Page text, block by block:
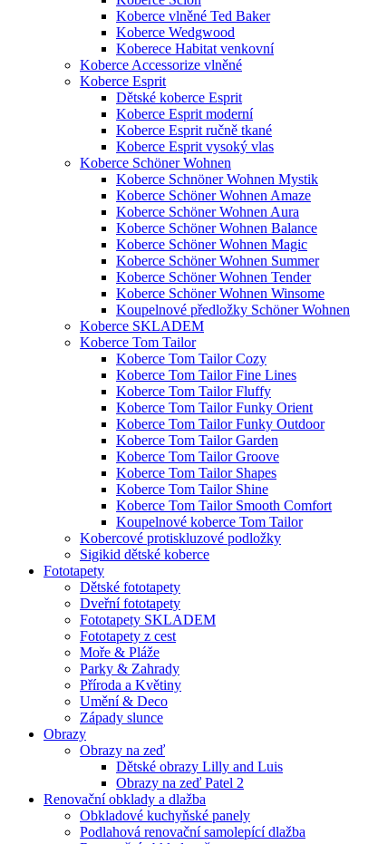
Koberce vlněné Ted Baker
Koberce Wedgwood
Koberece Habitat venkovní
Koberce Accessorize vlněné
Koberce Esprit
Dětské koberce Esprit
Koberce Esprit moderní
Koberce Esprit ručně tkané
Koberce Esprit vysoký vlas
Koberce Schöner Wohnen
Koberce Schnöner Wohnen Mystik
Koberce Schöner Wohnen Amaze
Koberce Schöner Wohnen Aura
Koberce Schöner Wohnen Balance
Koberce Schöner Wohnen Magic
Koberce Schöner Wohnen Summer
Koberce Schöner Wohnen Tender
Koberce Schöner Wohnen Winsome
Koupelnové předložky Schöner Wohnen
Koberce SKLADEM
Koberce Tom Tailor
Koberce Tom Tailor Cozy
Koberce Tom Tailor Fine Lines
Koberce Tom Tailor Fluffy
Koberce Tom Tailor Funky Orient
Koberce Tom Tailor Funky Outdoor
Koberce Tom Tailor Garden
Koberce Tom Tailor Groove
Koberce Tom Tailor Shapes
Koberce Tom Tailor Shine
Koberce Tom Tailor Smooth Comfort
Koupelnové koberce Tom Tailor
Kobercové protiskluzové podložky
Sigikid dětské koberce
Fototapety
Dětské fototapety
Dveřní fototapety
Fototapety SKLADEM
Fototapety z cest
Moře & Pláže
Parky & Zahrady
Příroda a Květiny
Umění & Deco
Západy slunce
Obrazy
Obrazy na zeď
Dětské obrazy Lilly and Luis
Obrazy na zeď Patel 2
Renovační obklady a dlažba
Obkladové kuchyňské panely
Podlahová renovační samolepící dlažba